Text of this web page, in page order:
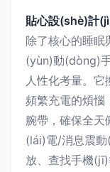
貼心設(shè)計
除了核心的睡
(yùn)動(dòng)
人性化考量。
頻繁充電的煩
腕帶，確保全天
(lái)電/消息震
放、查找手機